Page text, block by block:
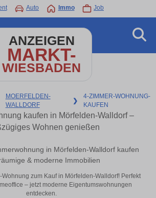
Auto Immo Job
ANZEIGEN
MARKT-
WIESBADEN
MOERFELDEN-
WALLDORF
❯
4-ZIMMER-WOHNUNG-
KAUFEN
kaufen in Mörfelden-Walldorf –
Wohnen genießen
in Mörfelden-Walldorf kaufen
& moderne Immobilien
Wohnung zum Kauf in Mörfelden-Walldorf! Perfekt
– jetzt moderne Eigentumswohnungen
entdecken.